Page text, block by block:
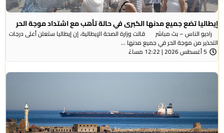
إيطاليا تضع جميع مدنها الكبرى في حالة تأهب مع اشتداد موجة الحر
راديو الناس – بث مباشر قالت وزارة الصحة الإيطالية، إن إيطاليا ستعلن أعلى درجات
التحذير من موجة ​الحر في جميع مدنها ...
5 أغسطس 2026 | 12:22 مساءً